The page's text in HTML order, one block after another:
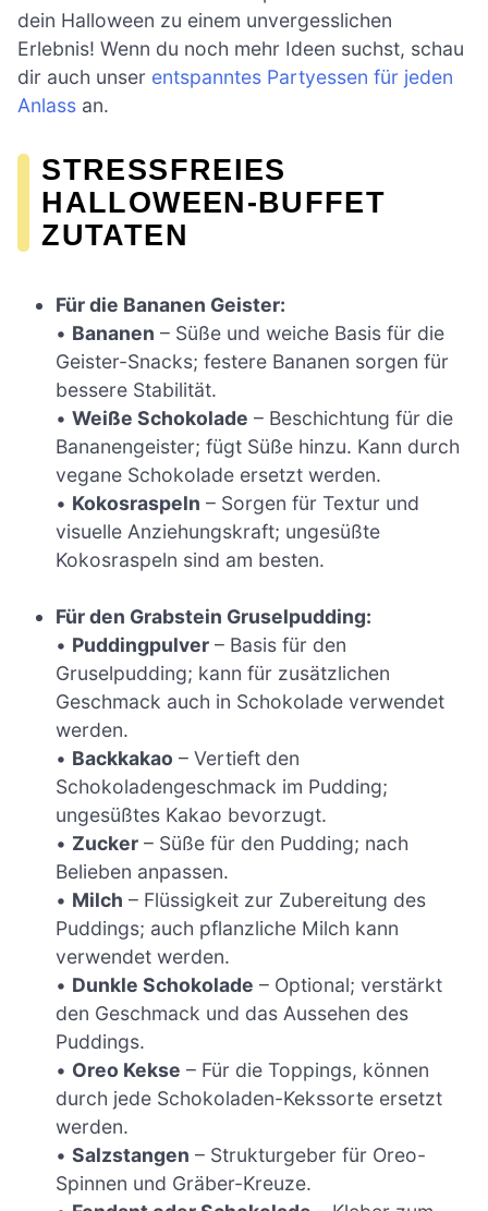
dein Halloween zu einem unvergesslichen
Erlebnis! Wenn du noch mehr Ideen suchst, schau
dir auch unser entspanntes Partyessen für jeden
Anlass an.
STRESSFREIES
HALLOWEEN-BUFFET
ZUTATEN
Für die Bananen Geister:
• Bananen – Süße und weiche Basis für die
Geister-Snacks; festere Bananen sorgen für
bessere Stabilität.
•Weiße Schokolade – Beschichtung für die
Bananengeister; fügt Süße hinzu. Kann durch
vegane Schokolade ersetzt werden.
• Kokosraspeln – Sorgen für Textur und
visuelle Anziehungskraft; ungesüßte
Kokosraspeln sind am besten.
Für den Grabstein Gruselpudding:
• Puddingpulver – Basis für den
Gruselpudding; kann für zusätzlichen
Geschmack auch in Schokolade verwendet
werden.
• Backkakao – Vertieft den
Schokoladengeschmack im Pudding;
ungesüßtes Kakao bevorzugt.
• Zucker – Süße für den Pudding; nach
Belieben anpassen.
• Milch – Flüssigkeit zur Zubereitung des
Puddings; auch pflanzliche Milch kann
verwendet werden.
• Dunkle Schokolade – Optional; verstärkt
den Geschmack und das Aussehen des
Puddings.
• Oreo Kekse – Für die Toppings, können
durch jede Schokoladen-Kekssorte ersetzt
werden.
•Salzstangen – Strukturgeber für Oreo-
Spinnen und Gräber-Kreuze.